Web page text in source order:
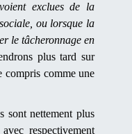
exclues de la
ou lorsque la
le tâcheronnage en
plus tard sur
compris comme une
sont nettement plus
respectivement